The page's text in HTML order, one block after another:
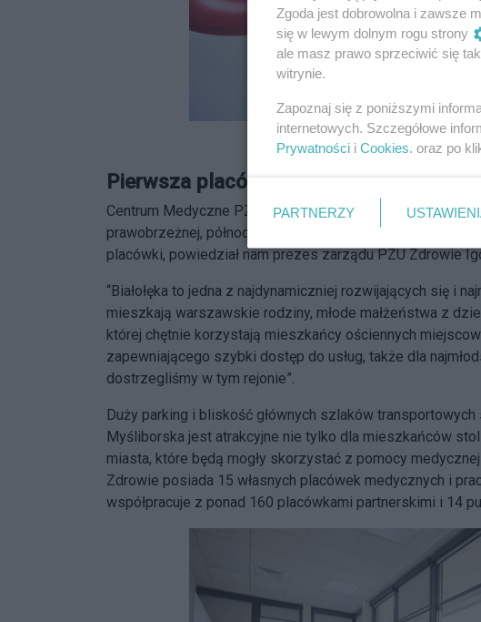
Jeden z gabinetów w Centrum
Pierwsza placówka PZU Zdrowie na
Centrum Medyczne PZU Zdrowie Warszawa Myśliborska
prawobrzeżnej, północnej części Warszawy. O tym,
placówki, powiedział nam prezes zarządu PZU Zdrowie
“Białołęka to jedna z najdynamiczniej rozwijających się i
mieszkają warszawskie rodziny, młode małżeństwa z
której chętnie korzystają mieszkańcy ościennych
zapewniającego szybki dostęp do usług, także dla
dostrzegliśmy w tym rejonie”.
Duży parking i bliskość głównych szlaków
Myśliborska jest atrakcyjne nie tylko dla mieszkańców
miasta, które będą mogły skorzystać z pomocy
Zdrowie posiada 15 własnych placówek medycznych i
współpracuje z ponad 160 placówkami partnerskimi i 14
Zgoda jest dobrowolna i zawsze
się w lewym dolnym rogu strony
ale masz prawo sprzeciwić się
witrynie.
Zapoznaj się z poniższymi
internetowych. Szczegółowe
Prywatności i Cookies. oraz po
PARTNERZY